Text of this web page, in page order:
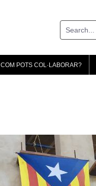
COM POTS COL·LABORAR?